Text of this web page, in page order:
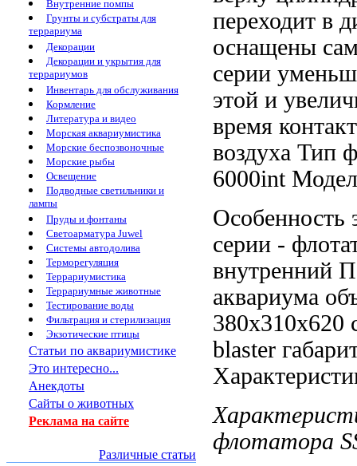
Внутренние помпы
Грунты и субстраты для
террариума
Декорации
Декорации и укрытия для
террариумов
Инвентарь для обслуживания
Кормление
Литература и видео
Морская аквариумистика
Морские беспозвоночные
Морские рыбы
Освещение
Подводные светильники и
лампы
Пруды и фонтаны
Светоарматура Juwel
Системы автодолива
Терморегуляция
Террариумистика
Террариумные животные
Тестирование воды
Фильтрация и стерилизация
Экзотические птицы
Статьи по аквариумистике
Это интересно...
Анекдоты
Сайты о животных
Реклама на сайте
Различные статьи
переходит в
оснащены
серии
этой и
время
воздуха Тип
6000int
Особенность
серии -
внутренний
аквариума
380х310х620
blaster
флотатора